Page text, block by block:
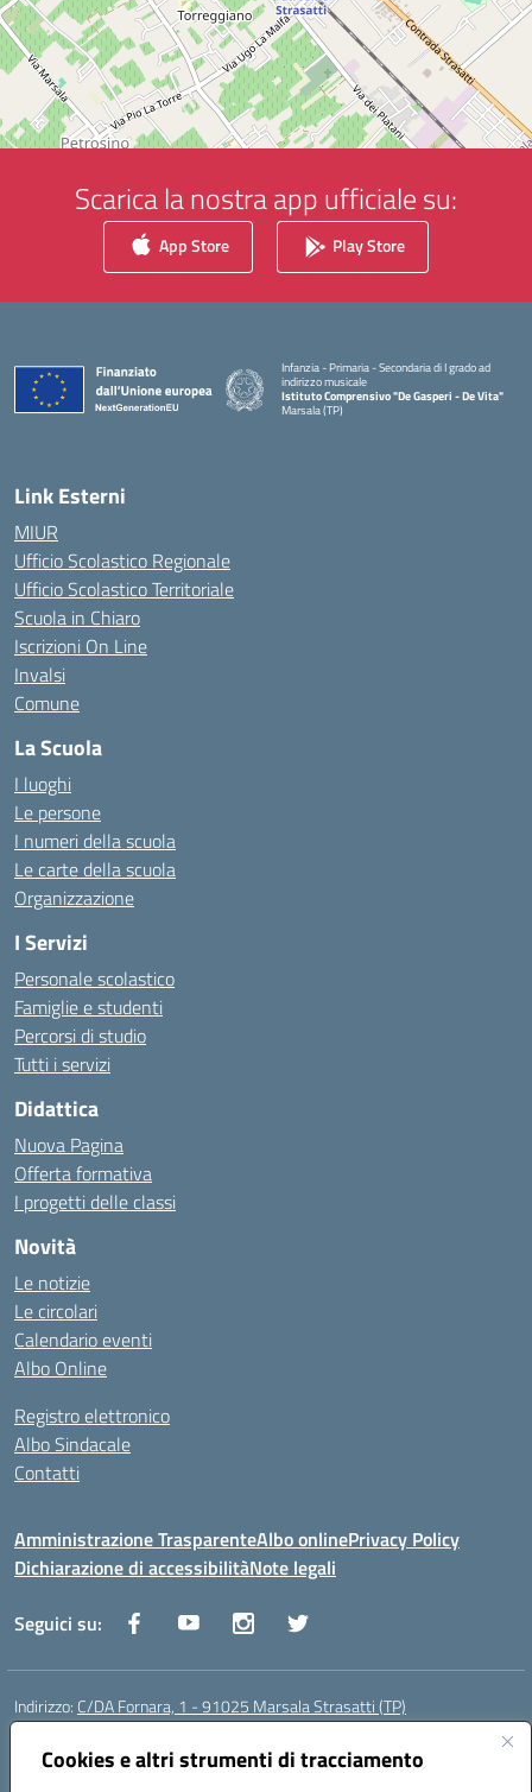
Cookies e altri strumenti di tracciamento
Scarica la nostra app ufficiale su:
App Store Play Store
Infanzia - Primaria - Secondaria di I grado ad
indirizzo musicale
Istituto Comprensivo "De Gasperi - De Vita"
Marsala (TP)
Link Esterni
MIUR
Ufficio Scolastico Regionale
Ufficio Scolastico Territoriale
Scuola in Chiaro
Iscrizioni On Line
Invalsi
Comune
La Scuola
I luoghi
Le persone
I numeri della scuola
Le carte della scuola
Organizzazione
I Servizi
Personale scolastico
Famiglie e studenti
Percorsi di studio
Tutti i servizi
Didattica
Nuova Pagina
Offerta formativa
I progetti delle classi
Novità
Le notizie
Le circolari
Calendario eventi
Albo Online
Registro elettronico
Albo Sindacale
Contatti
Amministrazione TrasparenteAlbo onlinePrivacy Policy
Dichiarazione di accessibilitàNote legali
Seguici su:
Indirizzo: C/DA Fornara, 1 - 91025 Marsala Strasatti (TP)
Centralino:
Posta elettronica certificata (PEC):tpic81600v@pec.istruzione.it